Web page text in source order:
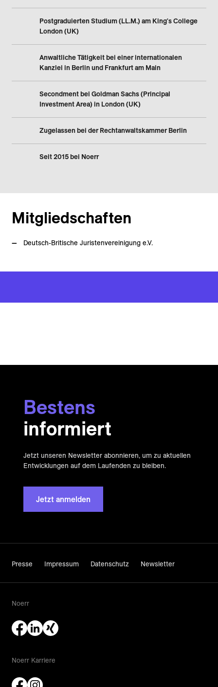
Postgraduierten Studium (LL.M.) am King's College
London (UK)
Anwaltliche Tätigkeit bei einer internationalen
Kanzlei in Berlin und Frankfurt am Main
Secondment bei Goldman Sachs (Principal
Investment Area) in London (UK)
Zugelassen bei der Rechtanwaltskammer Berlin
Seit 2015 bei Noerr
Mitgliedschaften
Deutsch-Britische Juristenvereinigung e.V.
Bestens
informiert
Jetzt unseren Newsletter abonnieren, um zu aktuellen
Entwicklungen auf dem Laufenden zu bleiben.
Jetzt anmelden
Presse Impressum Datenschutz Newsletter
Noerr
Noerr Karriere